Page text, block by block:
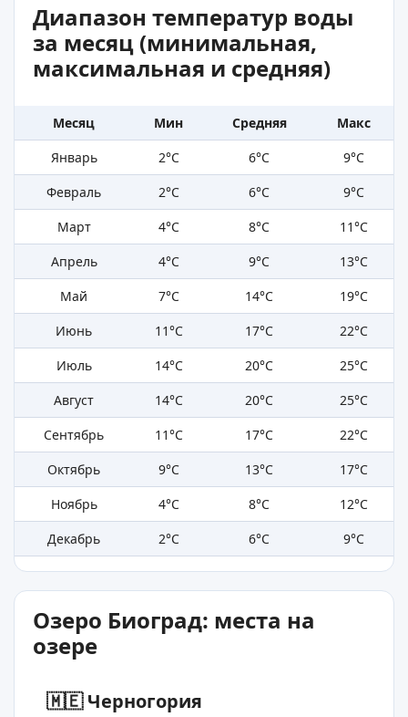
Диапазон температур воды
за месяц (минимальная,
максимальная и средняя)
Месяц Мин Средняя
Макс
Январь
2°C 6°C
9°C
Февраль
2°C 6°C
9°C
Март
4°C 8°C
11°C
Апрель
4°C 9°C
13°C
Май
7°C 14°C
19°C
Июнь
11°C 17°C
22°C
Июль
14°C 20°C
25°C
Август
14°C 20°C
25°C
Сентябрь
11°C 17°C
22°C
Октябрь
9°C 13°C
17°C
Ноябрь
4°C 8°C
12°C
Декабрь
2°C 6°C 9°C
Озеро Биоград: места на
озере
🇲🇪 Черногория